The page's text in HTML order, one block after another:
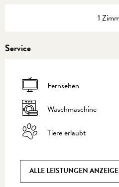
1
Service
Fernsehen
Waschmaschine
Tiere erlaubt
ALLE LEISTUNGEN